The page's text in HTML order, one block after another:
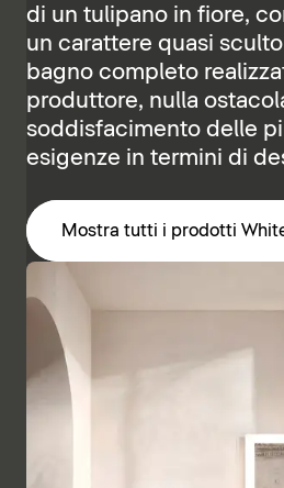
di un tulipano in fiore,
un carattere quasi
bagno completo
produttore, nulla
soddisfacimento delle
esigenze in termini di
Mostra tutti i prodotti